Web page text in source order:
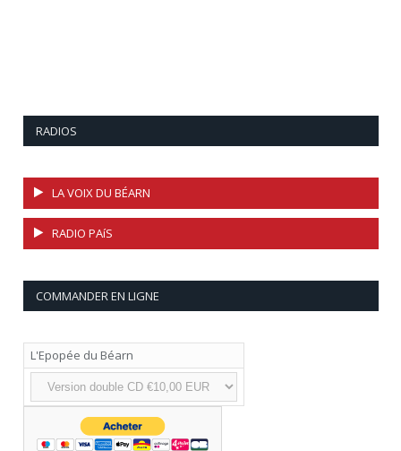
RADIOS
LA VOIX DU BÉARN
RADIO PAíS
COMMANDER EN LIGNE
L'Epopée du Béarn